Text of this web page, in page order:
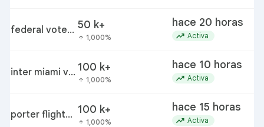
federal voter 50 k+
arrow_upward 1,000%
hace 20 horas
trending_up Activa
inter miami vs 100 k+
arrow_upward 1,000%
hace 10 horas
trending_up Activa
porter flight
100 k+
arrow_upward 1,000%
hace 15 horas
trending_up Activa